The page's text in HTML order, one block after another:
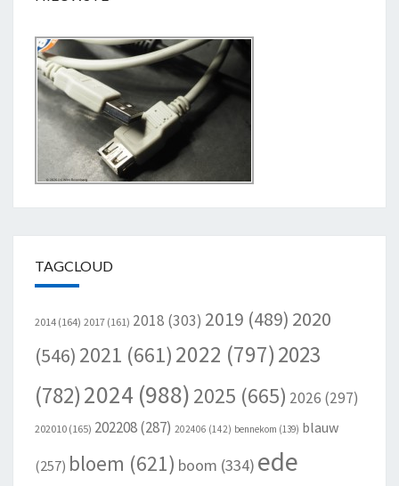
TAGCLOUD
2014 (164) 2017 (161) 2018 (303) 2019 (489) 2020
(546) 2021 (661) 2022 (797)2023
(782)2024 (988) 2025 (665) 2026 (297)
202010 (165) 202208(287) 202406 (142) bennekom (139) blauw
(257) bloem (621) boom (334) ede